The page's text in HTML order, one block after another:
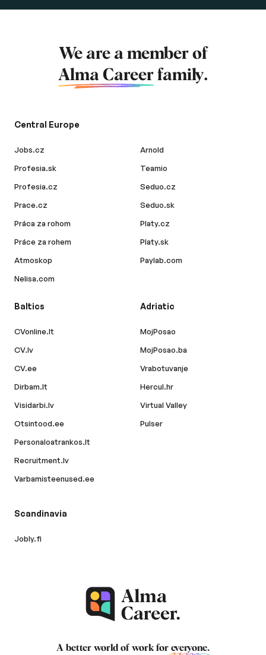
We are a member of
Alma Career family.
Central Europe
Jobs.cz
Profesia.sk
Profesia.cz
Prace.cz
Práca za rohom
Práce za rohem
Atmoskop
Nelisa.com
Arnold
Teamio
Seduo.cz
Seduo.sk
Platy.cz
Platy.sk
Paylab.com
Baltics
CVonline.lt
CV.lv
CV.ee
Dirbam.lt
Visidarbi.lv
Otsintood.ee
Personaloatrankos.lt
Recruitment.lv
Varbamisteenused.ee
Adriatic
MojPosao
MojPosao.ba
Vrabotuvanje
Hercul.hr
Virtual Valley
Pulser
Scandinavia
Jobly.fi
A better world of work for everyone.